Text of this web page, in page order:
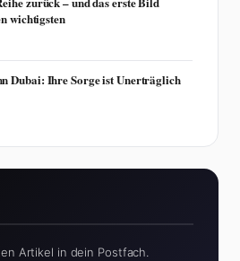
wichtigsten
Dubai: Ihre Sorge ist Unerträglich
Artikel in dein Postfach.